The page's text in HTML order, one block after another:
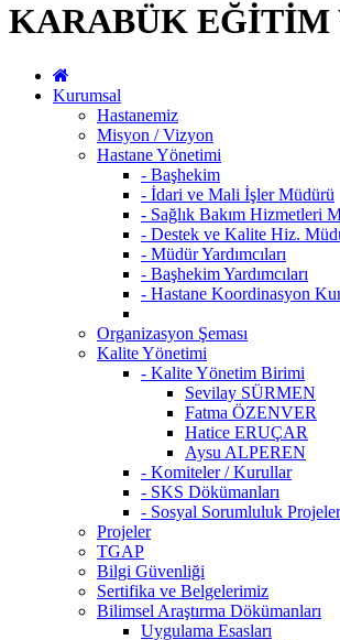
KARABÜK EĞİTİM
Kurumsal
Hastanemiz
Misyon / Vizyon
Hastane Yönetimi
- Başhekim
- İdari ve Mali İşler Müdürü
- Sağlık Bakım Hizmetleri
- Destek ve Kalite Hiz.
- Müdür Yardımcıları
- Başhekim Yardımcıları
- Hastane Koordinasyon
Organizasyon Şeması
Kalite Yönetimi
- Kalite Yönetim Birimi
Sevilay SÜRMEN
Fatma ÖZENVER
Hatice ERUÇAR
Aysu ALPEREN
- Komiteler / Kurullar
- SKS Dökümanları
- Sosyal Sorumluluk
Projeler
TGAP
Bilgi Güvenliği
Sertifika ve Belgelerimiz
Bilimsel Araştırma Dökümanları
Uygulama Esasları